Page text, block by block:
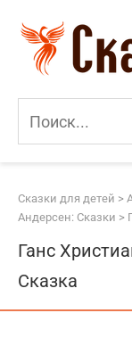
контенту
Сказки для детей >
Андерсен: Сказки >
Ганс
Сказка